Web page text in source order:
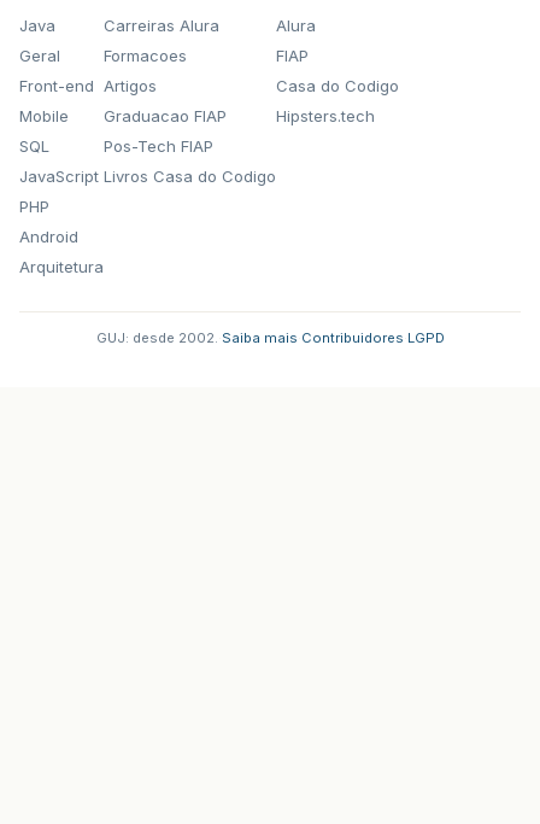
Java
Geral
Front-end
Mobile
SQL
JavaScript
PHP
Android
Arquitetura
Carreiras Alura
Formacoes
Artigos
Graduacao FIAP
Pos-Tech FIAP
Livros Casa do Codigo
Alura
FIAP
Casa do Codigo
Hipsters.tech
GUJ: desde 2002. Saiba mais Contribuidores LGPD